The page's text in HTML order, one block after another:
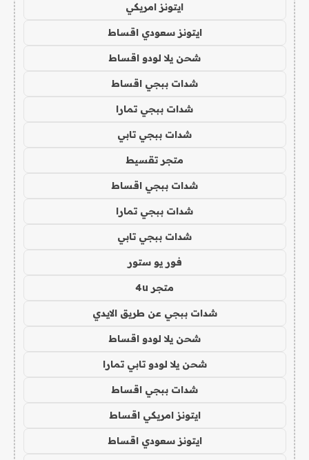
ايتونز امريكي
ايتونز سعودي اقساط
شحن يلا لودو اقساط
شدات ببجي اقساط
شدات ببجي تمارا
شدات ببجي تابي
متجر تقسيط
شدات ببجي اقساط
شدات ببجي تمارا
شدات ببجي تابي
فور يو ستور
متجر 4u
شدات ببجي عن طريق الايدي
شحن يلا لودو اقساط
شحن يلا لودو تابي تمارا
شدات ببجي اقساط
ايتونز امريكي اقساط
ايتونز سعودي اقساط